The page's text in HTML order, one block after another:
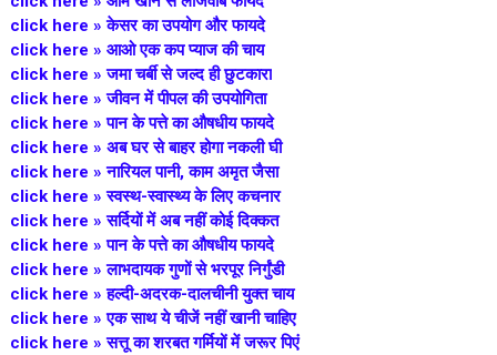
click here »केसर का उपयोग और फायदे
click here » आओ एक कप प्याज की चाय
click here »जमा चर्बी से जल्द ही छुटकारा
click here »जीवन में पीपल की उपयोगिता
click here »पान के पत्ते का औषधीय फायदे
click here » अब घर से बाहर होगा नकली घी
click here »नारियल पानी, काम अमृत जैसा
click here »स्वस्थ-स्वास्थ्य के लिए कचनार
click here »सर्दियों में अब नहीं कोई दिक्कत
click here »पान के पत्ते का औषधीय फायदे
click here »लाभदायक गुणों से भरपूर निर्गुंडी
click here »हल्दी-अदरक-दालचीनी युक्त चाय
click here »एक साथ ये चीजें नहीं खानी चाहिए
click here »सत्तू का शरबत गर्मियों में जरूर पिएं